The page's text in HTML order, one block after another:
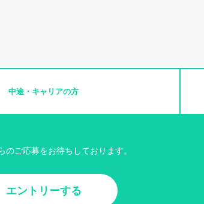
中途・ キャリアの方
のご応募をお待ちしております。
エントリーする